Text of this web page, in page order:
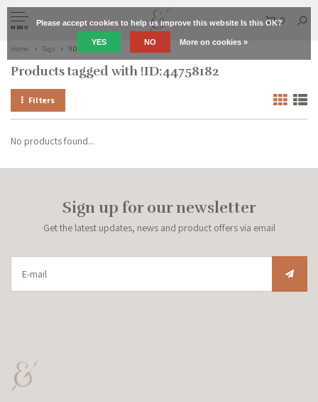
MENU
0
Home Tags !ID:44758182
Products tagged with !ID:44758182
Filters
No products found...
Sign up for our newsletter
Get the latest updates, news and product offers via email
Please accept cookies to help us improve this website Is this OK?
YES NO More on cookies »